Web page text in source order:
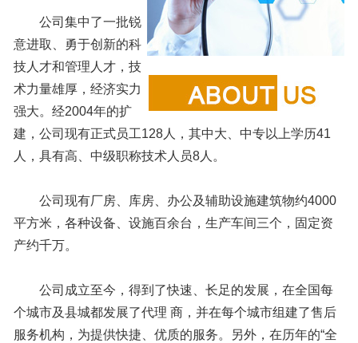
公司集中了一批锐
意进取、勇于创新的科
技人才和管理人才，技
术力量雄厚，经济实力
强大。经2004年的扩
建，公司现有正式员工128人，其中大、中专以上学历41
人，具有高、中级职称技术人员8人。
公司现有厂房、库房、办公及辅助设施建筑物约4000
平方米，各种设备、设施百余台，生产车间三个，固定资
产约千万。
公司成立至今，得到了快速、长足的发展，在全国每
个城市及县城都发展了代理 商，并在每个城市组建了售后
服务机构，为提供快捷、优质的服务。另外，在历年的“全